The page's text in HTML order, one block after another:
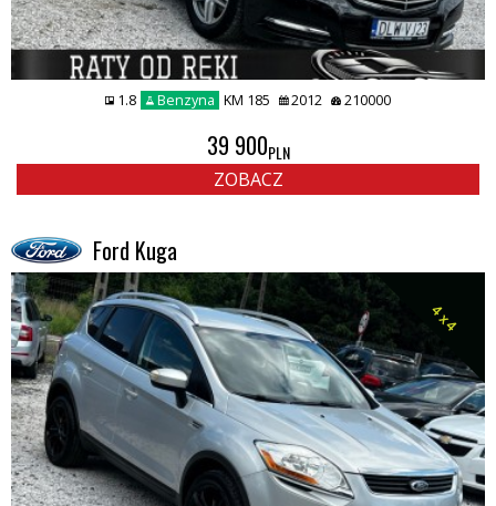
1.8 Benzyna KM 185 2012 210000
39 900PLN
ZOBACZ
Ford Kuga
4 x 4